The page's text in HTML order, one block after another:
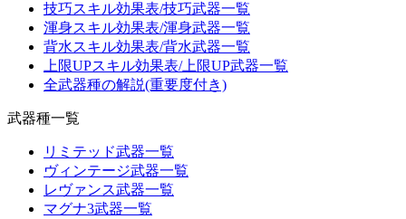
技巧スキル効果表/技巧武器一覧
渾身スキル効果表/渾身武器一覧
背水スキル効果表/背水武器一覧
上限UPスキル効果表/上限UP武器一覧
全武器種の解説(重要度付き)
武器種一覧
リミテッド武器一覧
ヴィンテージ武器一覧
レヴァンス武器一覧
マグナ3武器一覧